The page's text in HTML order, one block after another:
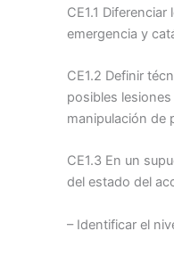
CE1.1
emergencia y
CE1.2 Definir
posibles
manipulación de
CE1.3 En un
del estado del
– Identificar el